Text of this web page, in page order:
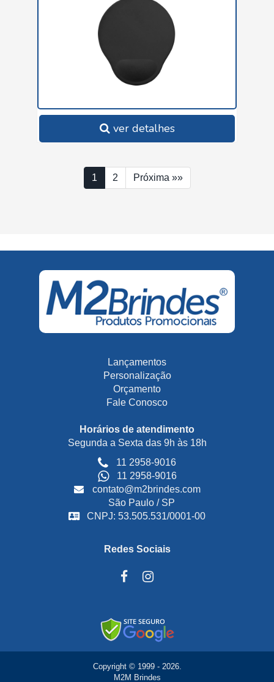
ver detalhes
1 2 Próxima »»
Lançamentos
Personalização
Orçamento
Fale Conosco
Horários de atendimento
Segunda a Sexta das 9h às 18h
11 2958-9016
11 2958-9016
contato@m2brindes.com
São Paulo / SP
CNPJ: 53.505.531/0001-00
Redes Sociais
Copyright © 1999 - 2026.
M2M Brindes